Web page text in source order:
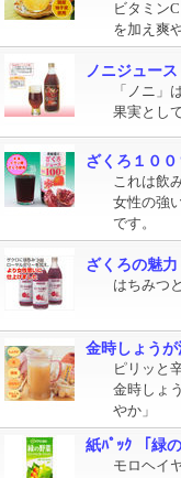
ビタミン
を加え爽
ノニジュー
「ノニ」
果実とし
ざくろ１０
これは飲
女性の強
です。
ざくろの魅
はちみつ
金時しょうが
ピリッと
金時しょ
やか」
紙ﾊﾟｯｸ 「緑
モロヘイ